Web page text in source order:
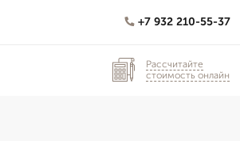
+7 932 210-55-37
Рассчитайте
стоимость онлайн